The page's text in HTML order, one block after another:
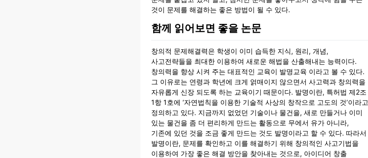
것이 문제를 해결하는 좋은 방법이 될 수 있다.
함께 읽어보면 좋을 논문
창의적 문제해결력은 학생이 이미 습득한 지식, 원리, 개념,
사고전략들을 최대한 이용하여 새로운 해법을 산출해내는 능력이다.
창의력을 향상 시켜 주는 대표적인 교육이 발명교육 이라고 볼 수 있다.
그 이유로는 연령과 학년에 크게 얽매이지 않으면서 사고력과 창의력을
자유롭게 신장 되도록 하는 교육이기 때문이다. 발명이란, 특허법 제2조
1항 1호에 ‘자연법칙을 이용한 기술적 사상의 창작으로 고도의 것’이라고
정의하고 있다. 지금까지 없었던 기술이나 물건을, 새로 만들거나 이미
있는 물건을 좀 더 편리하게 만드는 활동으로 무에서 유가 아니라,
기존에 있던 것을 조금 좋게 만드는 것도 발명이라고 할 수 있다. 따라서
발명이란, 문제를 확인하고 이를 해결하기 위해 창의적인 사고기법을
이용하여 가장 좋은 해결 방안을 찾아내는 것으로, 아이디어 창출